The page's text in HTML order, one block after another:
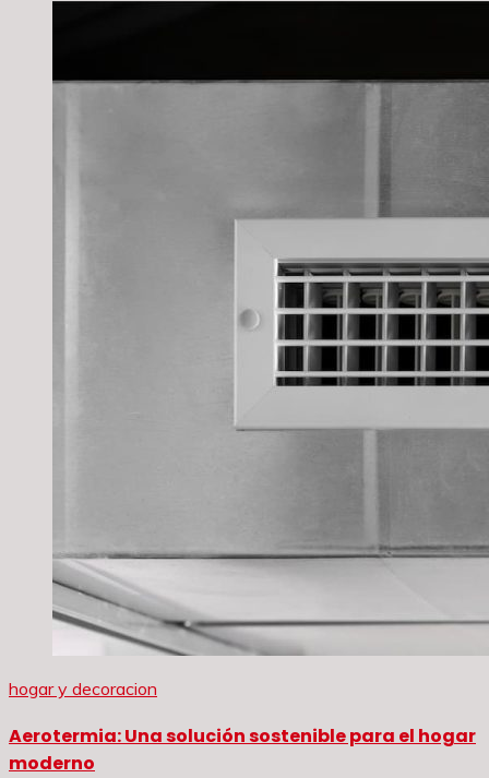
hogar y decoracion
Aerotermia: Una solución sostenible para el hogar
moderno